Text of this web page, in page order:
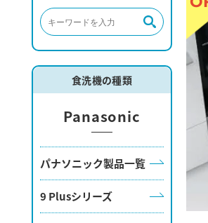
食洗機の種類
Panasonic
パナソニック製品一覧
9 Plusシリーズ